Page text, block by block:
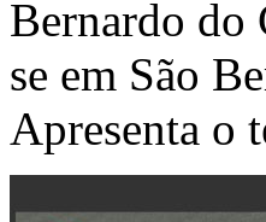
Bernardo do
se em São
Apresenta